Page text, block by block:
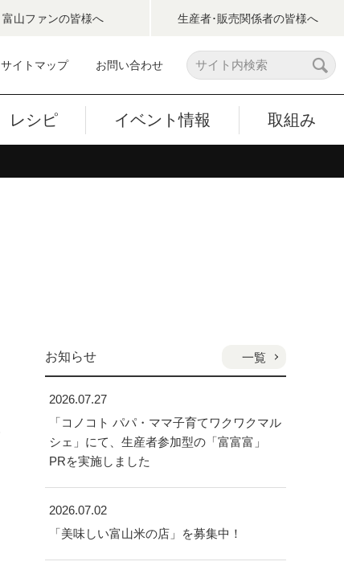
富山ファンの皆様へ 生産者･販売関係者の皆様へ
サイトマップ お問い合わせ
レシピ イベント情報 取組み
お知らせ 一覧
2026.07.27
「コノコト パパ・ママ子育てワクワクマル
シェ」にて、生産者参加型の「富富富」
PRを実施しました
2026.07.02
「美味しい富山米の店」を募集中！